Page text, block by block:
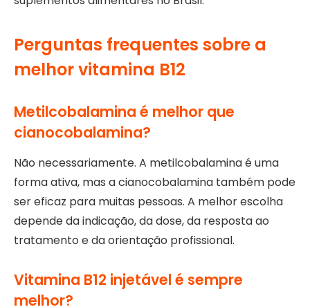
Perguntas frequentes sobre a
melhor vitamina B12
Metilcobalamina é melhor que
cianocobalamina?
Não necessariamente. A metilcobalamina é uma
forma ativa, mas a cianocobalamina também pode
ser eficaz para muitas pessoas. A melhor escolha
depende da indicação, da dose, da resposta ao
tratamento e da orientação profissional.
Vitamina B12 injetável é sempre
melhor?